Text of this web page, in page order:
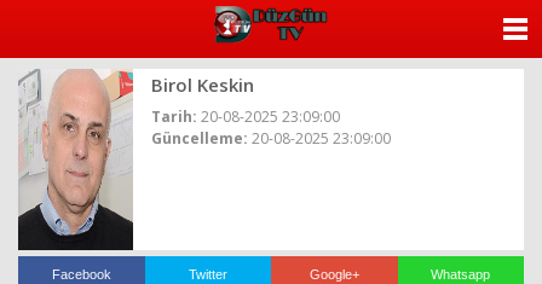
Birol Keskin
Tarih: 20-08-2025 23:09:00
Güncelleme: 20-08-2025 23:09:00
Facebook Twitter Google+ Whatsapp
YAZARLAR